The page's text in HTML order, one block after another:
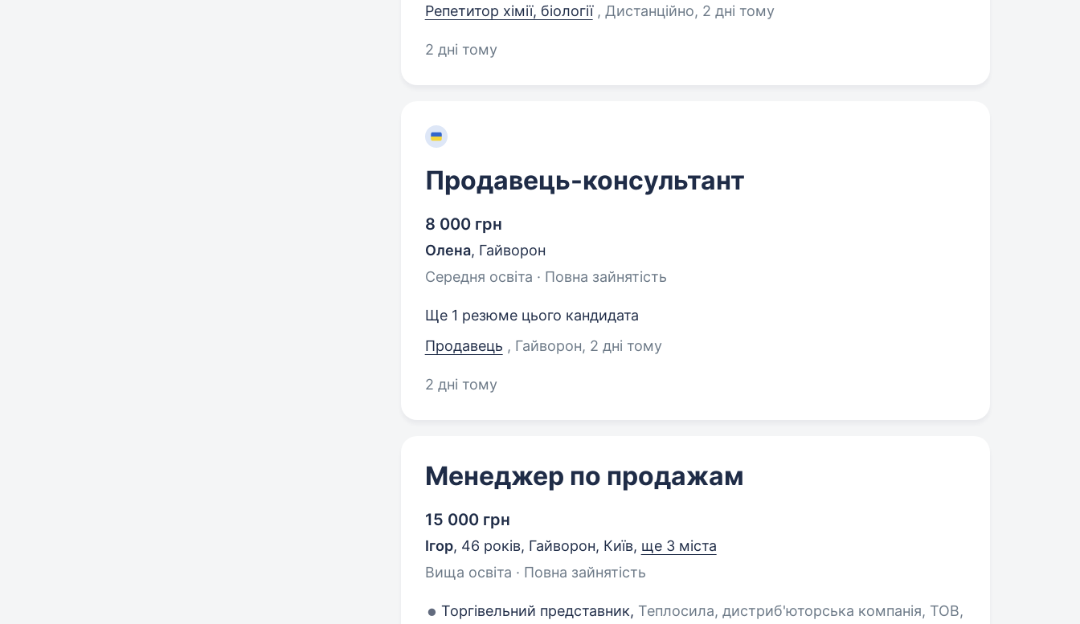
Репетитор хімії, біології , Дистанційно, 2 дні тому
2 дні тому
Продавець-консультант
8 000 грн
Олена, Гайворон
Середня освіта · Повна зайнятість
Ще 1 резюме цього кандидата
Продавець , Гайворон, 2 дні тому
2 дні тому
Менеджер по продажам
15 000 грн
Ігор, 46 років, Гайворон, Київ, ще 3 міста
Вища освіта · Повна зайнятість
Торгівельний представник, Теплосила, дистриб'юторська компанія, ТОВ,